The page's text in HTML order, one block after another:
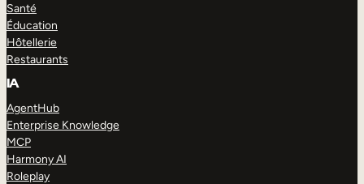
Santé
Éducation
Hôtellerie
Restaurants
IA
AgentHub
Enterprise Knowledge
MCP
Harmony AI
Roleplay